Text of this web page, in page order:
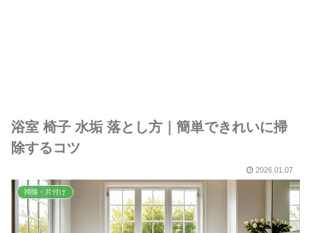
浴室 椅子 水垢 落とし方｜簡単できれいに掃
除するコツ
2026.01.07
掃除・片付け